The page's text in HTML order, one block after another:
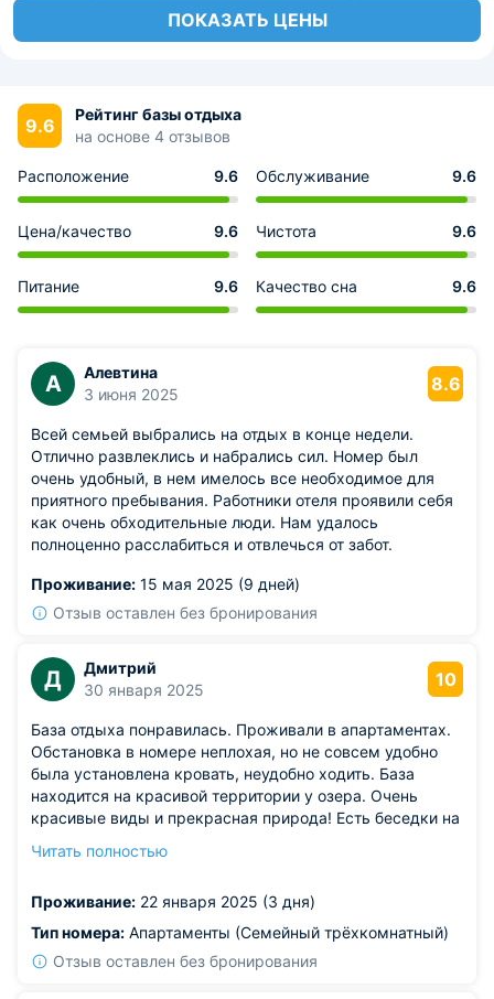
ПОКАЗАТЬ ЦЕНЫ
9.6
Рейтинг базы отдыха
на основе 4 отзывов
Расположение 9.6 Обслуживание 9.6
Цена/качество 9.6 Чистота 9.6
Питание 9.6 Качество сна 9.6
А
Алевтина
3 июня 2025
8.6
Всей семьей выбрались на отдых в конце недели.
Отлично развлеклись и набрались сил. Номер был
очень удобный, в нем имелось все необходимое для
приятного пребывания. Работники отеля проявили себя
как очень обходительные люди. Нам удалось
полноценно расслабиться и отвлечься от забот.
Проживание: 15 мая 2025 (9 дней)
Отзыв оставлен без бронирования
Д
Дмитрий
30 января 2025
10
База отдыха понравилась. Проживали в апартаментах.
Обстановка в номере неплохая, но не совсем удобно
была установлена кровать, неудобно ходить. База
находится на красивой территории у озера. Очень
красивые виды и прекрасная природа! Есть беседки на
красивее, можно взять лодку в прокат и покататься на
Читать полностью
Проживание: 22 января 2025 (3 дня)
Тип номера: Апартаменты (Семейный трёхкомнатный)
Отзыв оставлен без бронирования